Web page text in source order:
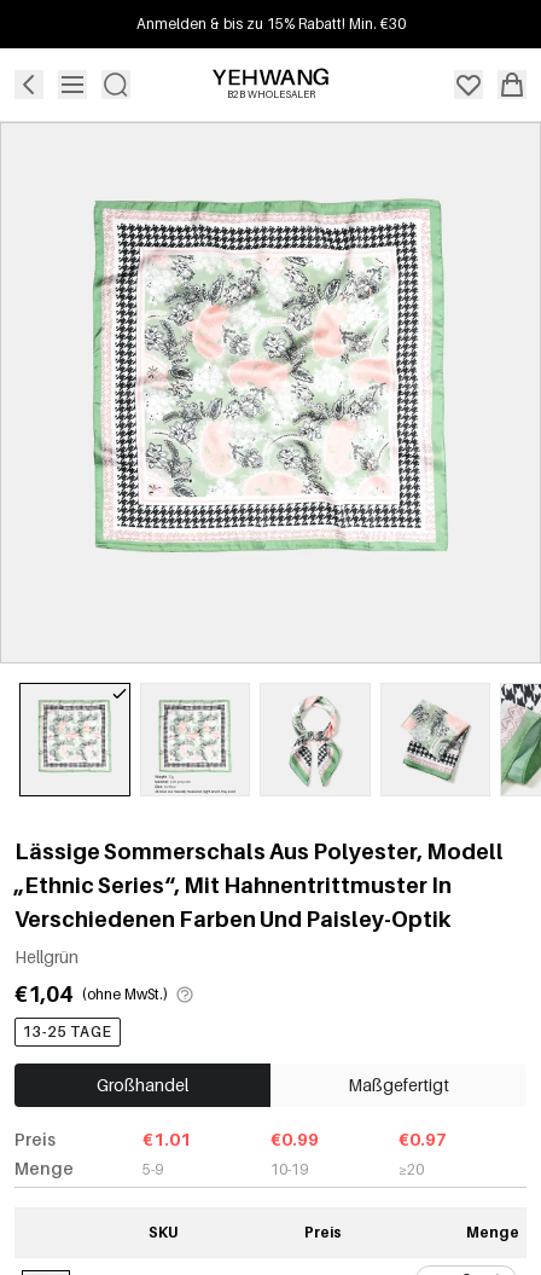
Anmelden & bis zu 15% Rabatt! Min. €30
B2B WHOLESALER
Lässige Sommerschals Aus Polyester, Modell
„Ethnic Series“, Mit Hahnentrittmuster In
Verschiedenen Farben Und Paisley-Optik
Hellgrün
€1,04 (ohne MwSt.)
13-25 TAGE
Großhandel Maßgefertigt
Preis
Menge
€1.01
5-9
€0.99
10-19
€0.97
≥20
SKU Preis Menge